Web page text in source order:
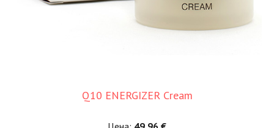
Q10 ENERGIZER Cream